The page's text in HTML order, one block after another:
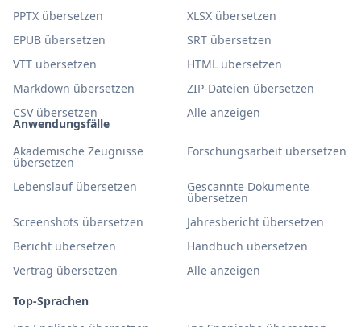
Anwendungsfälle
Akademische Zeugnisse
übersetzen
Forschungsarbeit übersetzen
Lebenslauf übersetzen Gescannte Dokumente
übersetzen
Screenshots übersetzen
Jahresbericht übersetzen
Bericht übersetzen
Handbuch übersetzen
Vertrag übersetzen
Alle anzeigen
Top-Sprachen
PPTX übersetzen
XLSX übersetzen
EPUB übersetzen
SRT übersetzen
VTT übersetzen
HTML übersetzen
Markdown übersetzen
ZIP-Dateien übersetzen
CSV übersetzen
Alle anzeigen